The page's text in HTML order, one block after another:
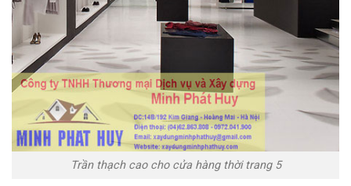
Trần thạch cao cho cửa hàng thời trang 5